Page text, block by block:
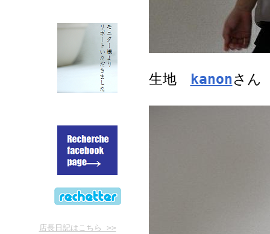
店長日記はこちら >>
生地 kanonさ